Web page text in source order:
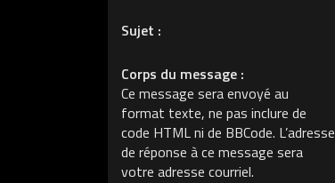
Sujet :
Corps du message :
Ce message sera envoyé au
format texte, ne pas inclure de
code HTML ni de BBCode. L’adresse
de réponse à ce message sera
votre adresse courriel.